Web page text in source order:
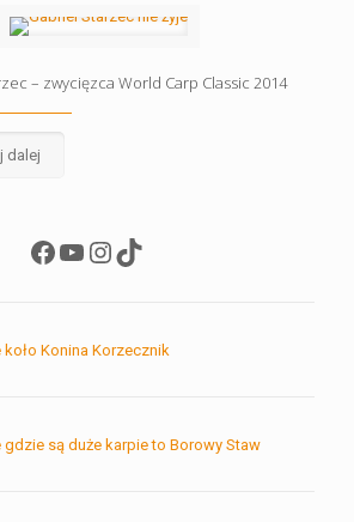
– zwycięzca World Carp Classic 2014
dalej
Facebook
YouTube
Instagram
TikTok